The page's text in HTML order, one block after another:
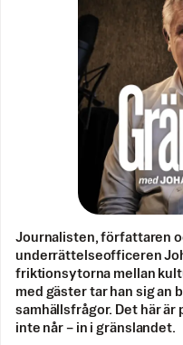
Journalisten, författaren
underrättelseofficeren
friktionsytorna mellan
med gäster tar han sig an
samhällsfrågor. Det här är
inte når – in i gränslandet.